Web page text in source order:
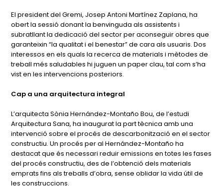
El president del Gremi, Josep Antoni Martínez Zaplana, ha
obert la sessió donant la benvinguda als assistents i
subratllant la dedicació del sector per aconseguir obres que
garanteixin “la qualitat i el benestar” de cara als usuaris. Dos
interessos en els quals la recerca de materials i mètodes de
treball més saludables hi juguen un paper clau, tal com s’ha
vist en les intervencions posteriors.
Cap a una arquitectura integral
L’arquitecta Sònia Hernández-Montaño Bou, de l’estudi
Arquitectura Sana, ha inaugurat la part tècnica amb una
intervenció sobre el procés de descarbonització en el sector
constructiu. Un procés per al Hernández-Montaño ha
destacat que és necessari reduir emissions en totes les fases
del procés constructiu, des de l’obtenció dels materials
emprats fins als treballs d’obra, sense oblidar la vida útil de
les construccions.